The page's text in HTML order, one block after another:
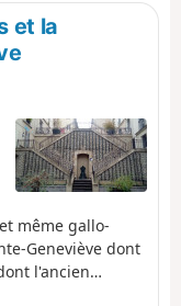
et la
même gallo-
Geneviève dont
l'ancien